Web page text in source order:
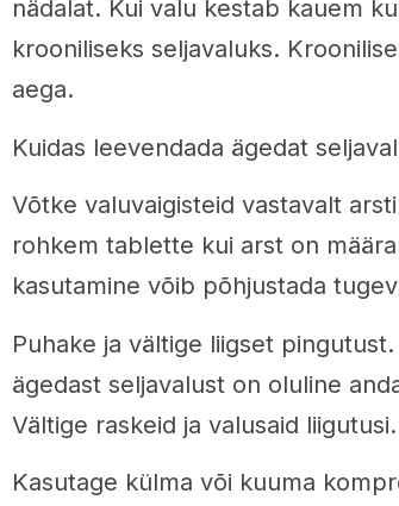
nädalat. Kui valu kestab kauem
krooniliseks seljavaluks.
aega.
Kuidas leevendada ägedat
Võtke valuvaigisteid vastavalt
rohkem tablette kui arst on
kasutamine võib põhjustada
Puhake ja vältige liigset
ägedast seljavalust on oluline
Vältige raskeid ja valusaid liigutusi.
Kasutage külma või kuuma